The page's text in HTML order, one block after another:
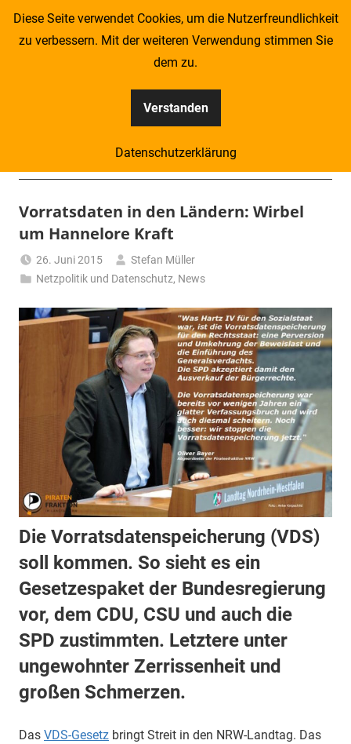
Zum
Kompass
–
Zeitung
für
Piraten
Vorratsdaten in den Ländern: Wirbel
um Hannelore Kraft
26. Juni 2015
Stefan Müller
Netzpolitik und Datenschutz, News
Die Vorratsdatenspeicherung (VDS)
soll kommen. So sieht es ein
Gesetzespaket der Bundesregierung
vor, dem CDU, CSU und auch die
SPD zustimmten. Letztere unter
ungewohnter Zerrissenheit und
großen Schmerzen.
Das VDS-Gesetz bringt Streit in den NRW-Landtag. Das
Diese Seite verwendet Cookies, um die Nutzerfreundlichkeit
zu verbessern. Mit der weiteren Verwendung stimmen Sie
dem zu.
Verstanden
Datenschutzerklärung